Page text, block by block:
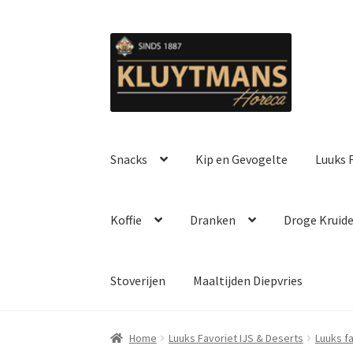
Ga
door
naar
Ga
naar
de
Snacks Kip en Gevogelte Luuks
Koffie Dranken Droge
Stoverijen Maaltijden Diepvries
Home Luuks Favoriet IJS & Deserts Luuks